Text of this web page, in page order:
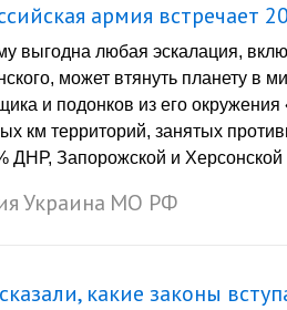
армия встречает
выгодна любая эскалация,
может втянуть планету в
и подонков из его
км территорий, занятых
ДНР, Запорожской и
Украина МО РФ
какие законы